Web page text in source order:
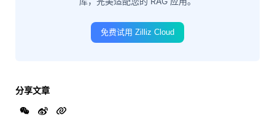
免费试用 Zilliz Cloud
分享文章